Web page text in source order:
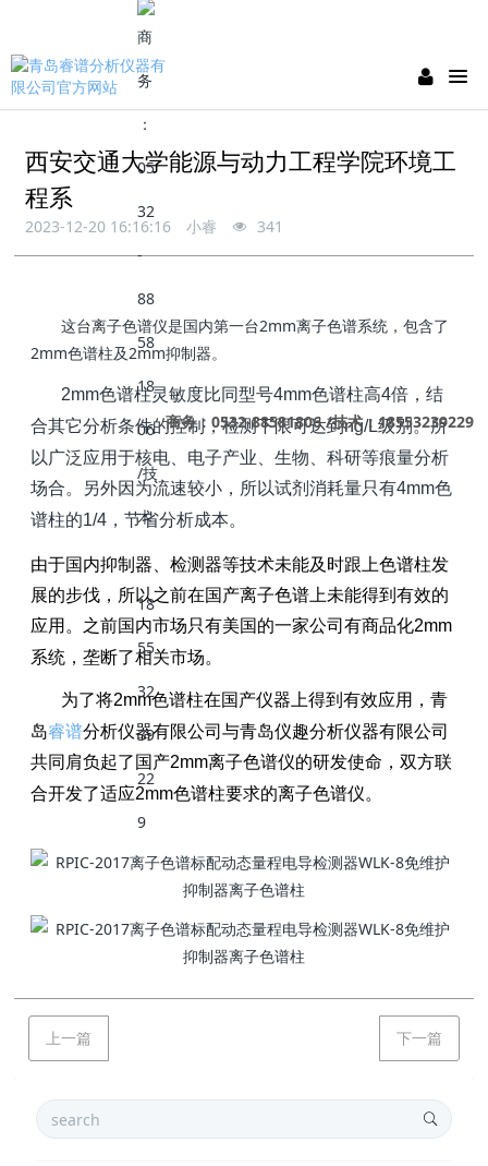
商务：0532-88581806 /技术：18553239229
西安交通大学能源与动力工程学院环境工
程系
2023-12-20 16:16:16 小睿 341
这台离子色谱仪是国内第一台2mm离子色谱系统，包含了
2mm色谱柱及2mm抑制器。
2mm色谱柱灵敏度比同型号4mm色谱柱高4倍，结
合其它分析条件的控制，检测下限可达到ng/L级别。所
以广泛应用于核电、电子产业、生物、科研等痕量分析
场合。另外因为流速较小，所以试剂消耗量只有4mm色
谱柱的1/4 ，节省分析成本。
由于国内抑制器、检测器等技术未能及时跟上色谱柱发
展的步伐，所以之前在国产离子色谱上未能得到有效的
应用。之前国内市场只有美国的一家公司有商品化2mm
系统，垄断了相关市场。
为了将2mm色谱柱在国产仪器上得到有效应用，青
岛睿谱分析仪器有限公司与青岛仪趣分析仪器有限公司
共同肩负起了国产2mm离子色谱仪的研发使命，双方联
合开发了适应2mm色谱柱要求的离子色谱仪。
上一篇 下一篇